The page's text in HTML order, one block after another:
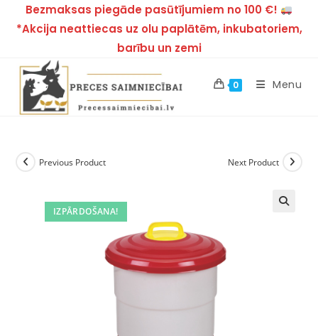
Bezmaksas piegāde pasūtījumiem no 100 €!
*Akcija neattiecas uz olu paplātēm, inkubatoriem,
barību un zemi
0 Menu
IZPĀRDOŠANA!
Previous Product Next Product